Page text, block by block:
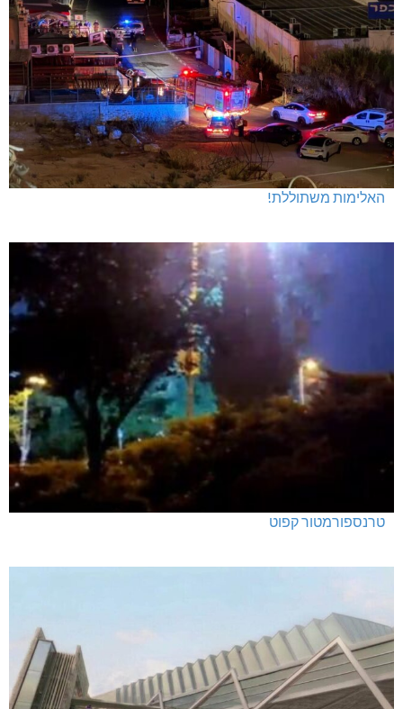
האלימות משתוללת!
טרנספורמטור קפוט